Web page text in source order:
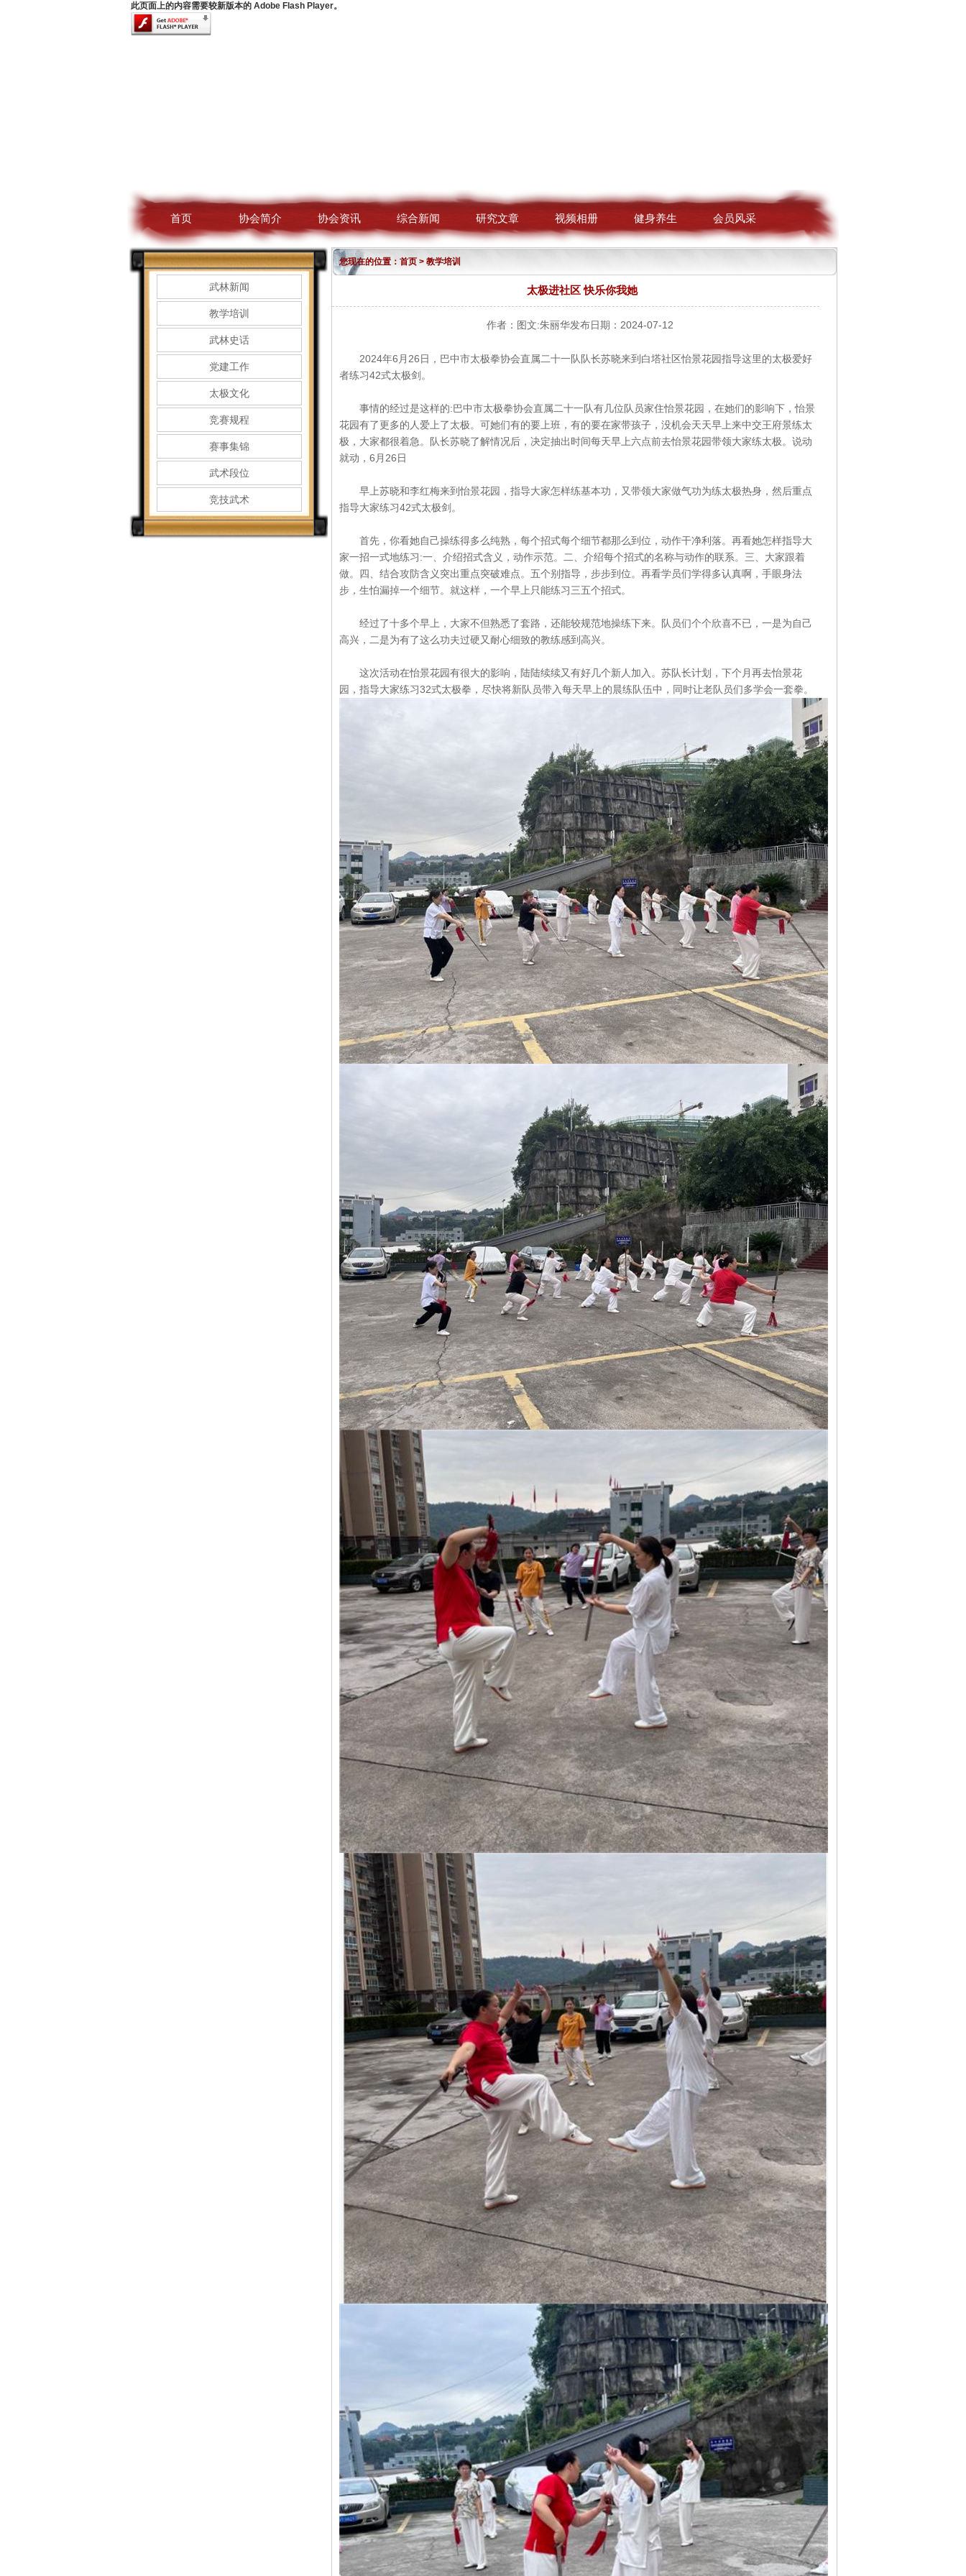
此页面上的内容需要较新版本的 Adobe Flash Player。
首页 协会简介 协会资讯 综合新闻 研究文章 视频相册 健身养生 会员风采
武林新闻
教学培训
武林史话
党建工作
太极文化
竞赛规程
赛事集锦
武术段位
竞技武术
您现在的位置： 首页> 教学培训
太极进社区 快乐你我她
作者：图文:朱丽华发布日期：2024-07-12
2024年6月26日，巴中市太极拳协会直属二十一队队长苏晓来到白塔社区怡景花园指导这里的太极爱好
者练习42式太极剑。
事情的经过是这样的:巴中市太极拳协会直属二十一队有几位队员家住怡景花园，在她们的影响下，怡景
花园有了更多的人爱上了太极。可她们有的要上班，有的要在家带孩子，没机会天天早上来中交王府景练太
极，大家都很着急。队长苏晓了解情况后，决定抽出时间每天早上六点前去怡景花园带领大家练太极。说动
就动，6月26日
早上苏晓和李红梅来到怡景花园，指导大家怎样练基本功，又带领大家做气功为练太极热身，然后重点
指导大家练习42式太极剑。
首先，你看她自己操练得多么纯熟，每个招式每个细节都那么到位，动作干净利落。再看她怎样指导大
家一招一式地练习:一、介绍招式含义，动作示范。二、介绍每个招式的名称与动作的联系。三、大家跟着
做。四、结合攻防含义突出重点突破难点。五个别指导，步步到位。再看学员们学得多认真啊，手眼身法
步，生怕漏掉一个细节。就这样，一个早上只能练习三五个招式。
经过了十多个早上，大家不但熟悉了套路，还能较规范地操练下来。队员们个个欣喜不已，一是为自己
高兴，二是为有了这么功夫过硬又耐心细致的教练感到高兴。
这次活动在怡景花园有很大的影响，陆陆续续又有好几个新人加入。苏队长计划，下个月再去怡景花
园，指导大家练习32式太极拳，尽快将新队员带入每天早上的晨练队伍中，同时让老队员们多学会一套拳。